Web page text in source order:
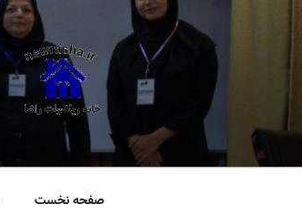
صفحه نخست